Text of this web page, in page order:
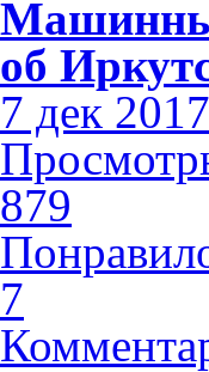
об
7 дек
879
7